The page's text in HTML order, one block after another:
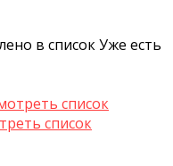
в списокУже есть
список
список